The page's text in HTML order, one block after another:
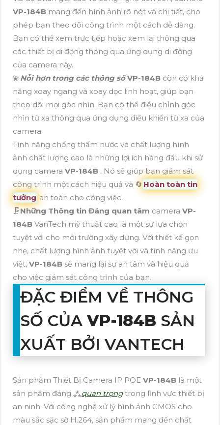
VP-184B mang đến hình ảnh rõ nét và chi tiết, cho
phép bạn theo dõi công trình một cách dễ dàng.
Bạn có thể xem trực tiếp hoặc xem lại thông qua
các thiết bị di động thông qua ứng dụng di động
của camera này.
💫Nỗi hơn trong các thông số VP-184B còn có khả
năng xoay ngang và xoay dọc linh hoạt, giúp bạn
theo dõi mọi góc nhìn. Bạn có thể điều chỉnh góc
nhìn từ xa thông qua ứng dụng điều khiển từ xa của
camera.
Tính năng chống thấm nước và chất lượng hình
ảnh chất lượng cao là những lợi ích hàng đầu khi sử
dụng camera VP-184B . Nó sẽ giúp bạn giám sát
công trình một cách hiệu quả và 🔄 Hoàn toàn tin
tưởng an toàn cho công việc.
🗜️Những Thông tin Đáng quan tâm camera VP-
184B VanTech mỹ thuật cao là một sự lựa chọn
tuyệt vời cho môi trường xây dựng. Với thiết kế gọn
nhẹ, chất lượng hình ảnh tuyệt vời và tính năng ưu
việt, VP-184B sẽ mang lại sự an tâm và hiệu quả
cho việc giám sát công trình của bạn.
ĐẶC ĐIỂM VỀ THÔNG
SỐ CỦAVP-184B SẢN
XUẤT BỞI VANTECH
Sản phẩm Thiết Bị Camera IP POE VP-184B là một
sản phẩm đáng ⁂quan trọngtrong lĩnh vực thiết bị
an ninh. Với công nghệ xử lý hình ảnh CMOS cho
màu sắc sặc sỡ H.264, sản phẩm mang đến chất